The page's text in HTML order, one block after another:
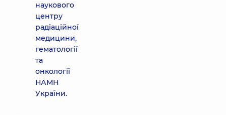
наукового
центру
радіаційної
медицини,
гематології
та
онкології
НАМН
України.